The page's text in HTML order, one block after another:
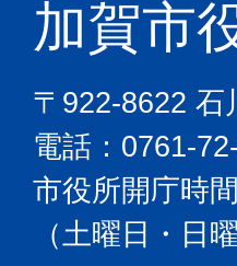
加賀市
〒922-8622 石
電話：0761-
市役所開庁時
（土曜日・日